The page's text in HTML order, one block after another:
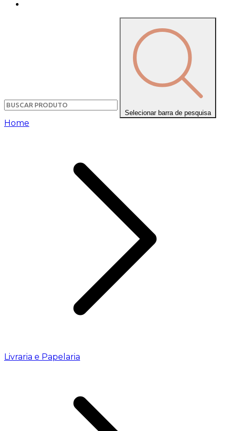
Selecionar barra de pesquisa
Home
Livraria e Papelaria